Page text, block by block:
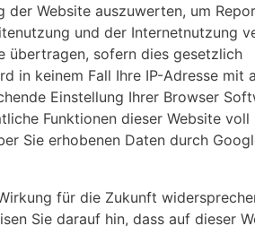
Website auszuwerten, um
und der Internetnutzung
übertragen, sofern dies gesetzlich
in keinem Fall Ihre IP-Adresse mit
Einstellung Ihrer Browser
Funktionen dieser Website
Sie erhobenen Daten durch
für die Zukunft
Sie darauf hin, dass auf dieser